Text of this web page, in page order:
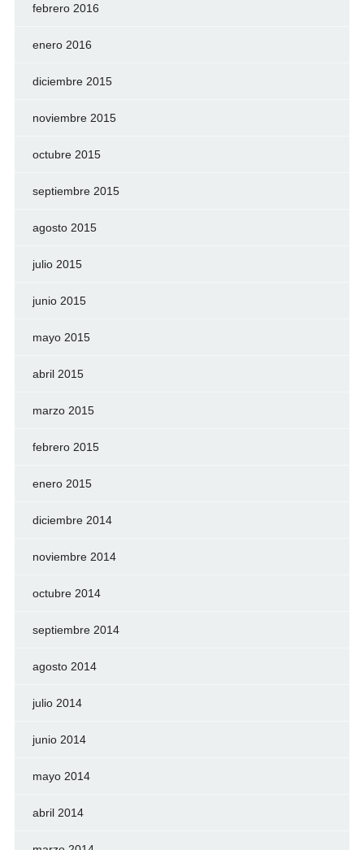
febrero 2016
enero 2016
diciembre 2015
noviembre 2015
octubre 2015
septiembre 2015
agosto 2015
julio 2015
junio 2015
mayo 2015
abril 2015
marzo 2015
febrero 2015
enero 2015
diciembre 2014
noviembre 2014
octubre 2014
septiembre 2014
agosto 2014
julio 2014
junio 2014
mayo 2014
abril 2014